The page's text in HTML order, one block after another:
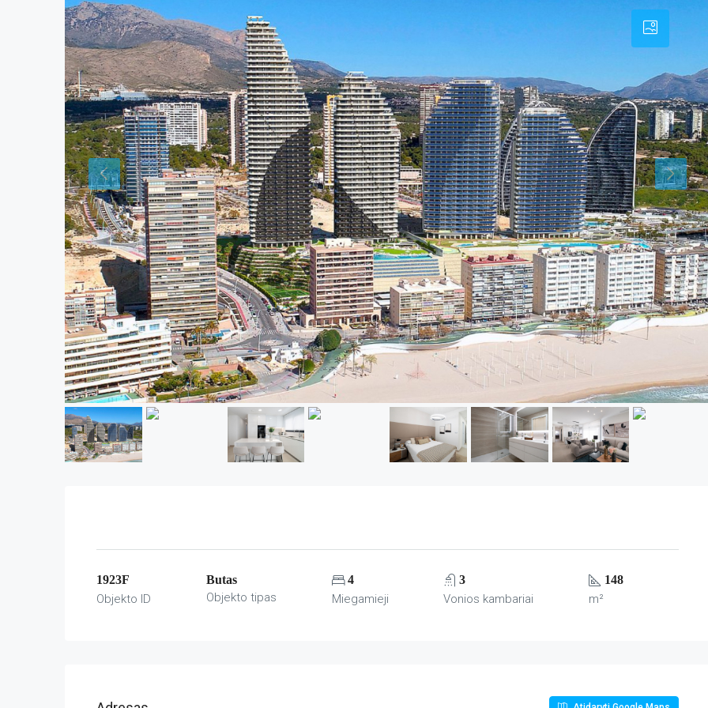
1923F
Objekto ID
Butas
Objekto tipas
4
Miegamieji
3
Vonios kambariai
148
m²